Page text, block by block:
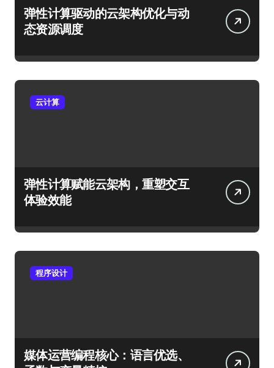
弹性计算驱动的云架构优化与动
态资源调度
云计算
弹性计算赋能云架构，重塑交互
体验效能
程序设计
媒体运营编程核心：语言优选、